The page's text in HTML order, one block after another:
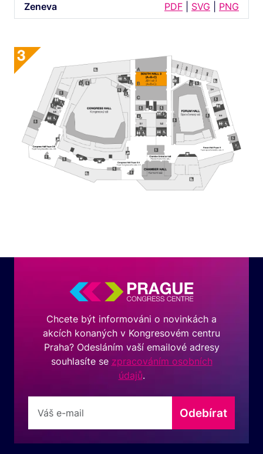
Zeneva PDF SVG PNG
Chcete být informováni o novinkách a
akcích konaných v Kongresovém centru
Praha? Odesláním vaší emailové adresy
souhlasíte se zpracováním osobních
údajů.
Odebírat